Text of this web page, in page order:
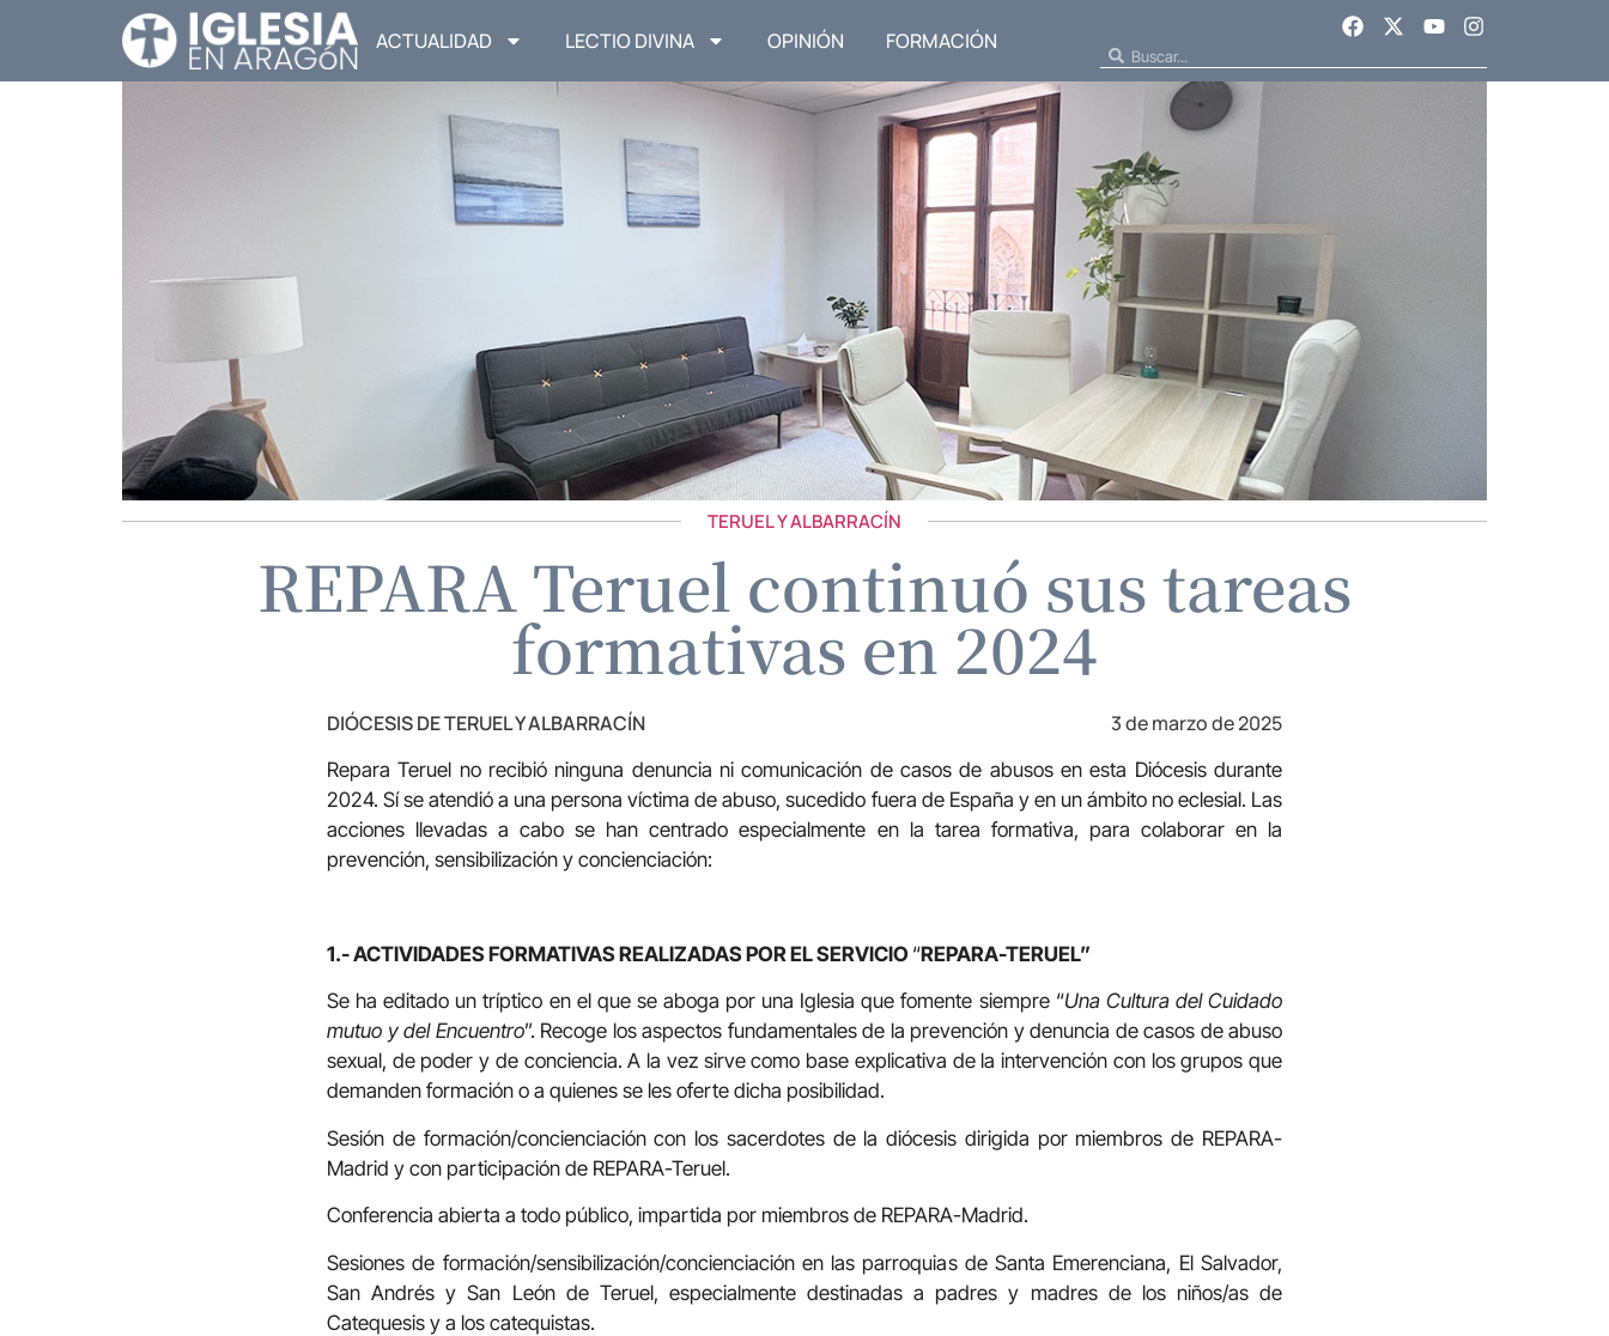
ACTUALIDAD LECTIO DIVINA OPINIÓN FORMACIÓN
TERUEL Y ALBARRACÍN
REPARA Teruel continuó sus tareas
formativas en 2024
DIÓCESIS DE TERUEL Y ALBARRACÍN 3 de marzo de 2025
Repara Teruel no recibió ninguna denuncia ni comunicación de casos de abusos en esta Diócesis durante
2024. Sí se atendió a una persona víctima de abuso, sucedido fuera de España y en un ámbito no eclesial. Las
acciones llevadas a cabo se han centrado especialmente en la tarea formativa, para colaborar en la
prevención, sensibilización y concienciación:
1.- ACTIVIDADES FORMATIVAS REALIZADAS POR EL SERVICIO “REPARA-TERUEL”
Se ha editado un tríptico en el que se aboga por una Iglesia que fomente siempre “Una Cultura del Cuidado
mutuo y del Encuentro”. Recoge los aspectos fundamentales de la prevención y denuncia de casos de abuso
sexual, de poder y de conciencia. A la vez sirve como base explicativa de la intervención con los grupos que
demanden formación o a quienes se les oferte dicha posibilidad.
Sesión de formación/concienciación con los sacerdotes de la diócesis dirigida por miembros de REPARA-
Madrid y con participación de REPARA-Teruel.
Conferencia abierta a todo público, impartida por miembros de REPARA-Madrid.
Sesiones de formación/sensibilización/concienciación en las parroquias de Santa Emerenciana, El Salvador,
San Andrés y San León de Teruel, especialmente destinadas a padres y madres de los niños/as de
Catequesis y a los catequistas.